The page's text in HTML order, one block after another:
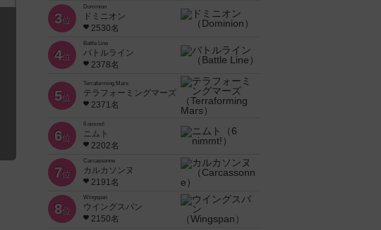
3位
Dominion
ドミニオン
2530名
4位
Battle Line
バトルライン
2378名
5位
Terraforming Mars
テラフォーミングマーズ
2371名
6位
6 nimmt!
ニムト
2202名
7位
Carcassonne
カルカソンヌ
2191名
8位
Wingspan
ウイングスパン
2150名